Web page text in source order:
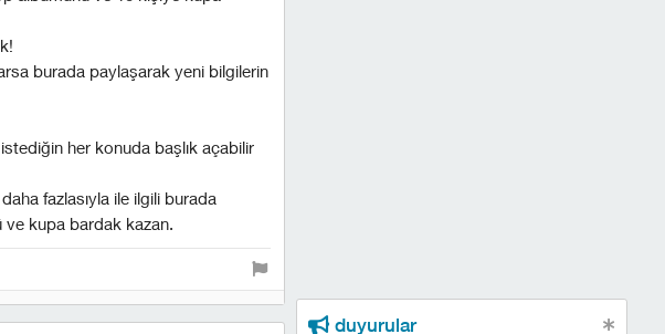
burada paylaşarak yeni bilgilerin
her konuda başlık açabilir
fazlasıyla ile ilgili burada
ve kupa bardak kazan.
duyurular